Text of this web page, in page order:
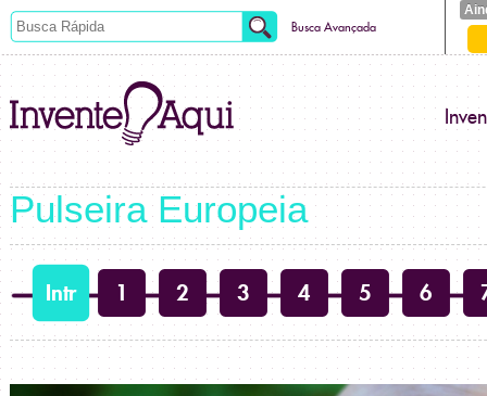
Busca Avançada
Pulseira Europeia
Intr 1 2 3 4 5 6